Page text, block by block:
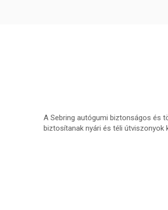
A Sebring autógumi biztonságos és
biztosítanak nyári és téli útviszonyok